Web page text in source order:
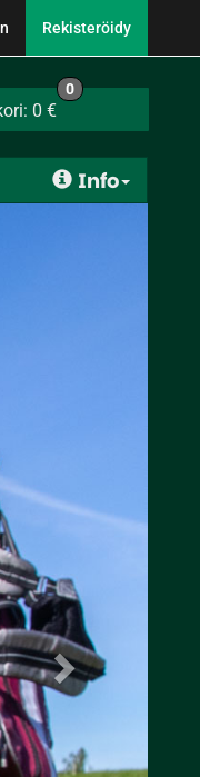
Rekisteröidy
0 €
0
Info